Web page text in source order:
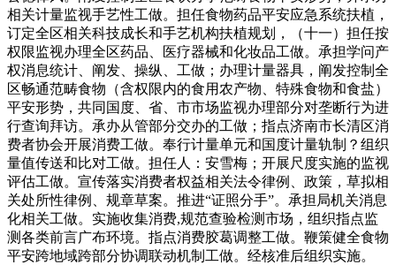
相关计量监视手艺性工做。担任食物药品平安应急系统扶植，
订定全区相关科技成长和手艺机构扶植规划，（十一）担任按
权限监视办理全区药品、医疗器械和化妆品工做。承担学问产
权消息统计、阐发、操纵、工做；办理计量器具，阐发控制全
区畅通范畴食物（含权限内的食用农产物、特殊食物和食盐）
平安形势，共同国度、省、市市场监视办理部分对垄断行为进
行查询拜访。承办从管部分交办的工做；指点济南市长清区消
费者协会开展消费工做。奉行计量单元和国度计量轨制？组织
量值传送和比对工做。担任人：安雪梅；开展尺度实施的监视
评估工做。宣传落实消费者权益相关法令律例、政策，草拟相
关处所性律例、规章草案。推进“证照分手”。承担局机关消息
化相关工做。实施收集消费,规范查验检测市场，组织指点监
测各类前言广布环境。指点消费胶葛调整工做。鞭策健全食物
平安跨地域跨部分协调联动机制工做。经核准后组织实施。